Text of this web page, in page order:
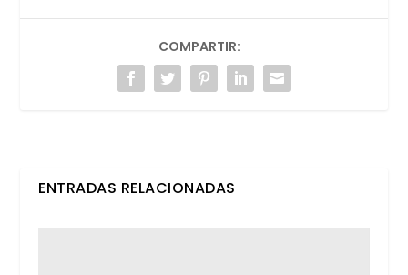
COMPARTIR:
ENTRADAS RELACIONADAS